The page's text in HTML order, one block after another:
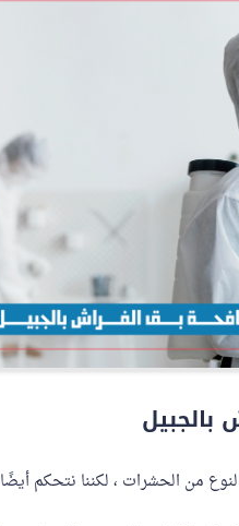
من الحشرات ، لكننا نتحكم